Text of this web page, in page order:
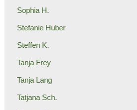
Sophia H.
Stefanie Huber
Steffen K.
Tanja Frey
Tanja Lang
Tatjana Sch.